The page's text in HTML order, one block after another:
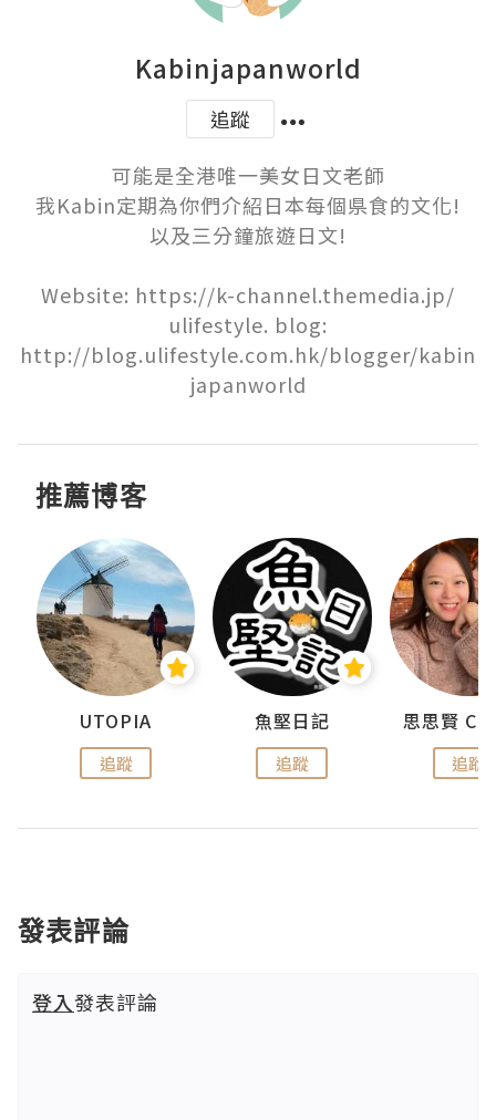
Kabinjapanworld
追蹤
可能是全港唯一美女日文老師
我Kabin定期為你們介紹日本每個県食的文化!
以及三分鐘旅遊日文!
Website: https://k-channel.themedia.jp/
ulifestyle. blog:
http://blog.ulifestyle.com.hk/blogger/kabin
japanworld
推薦博客
UTOPIA
追蹤
魚堅日記
追蹤 追蹤
發表評論
登入發表評論